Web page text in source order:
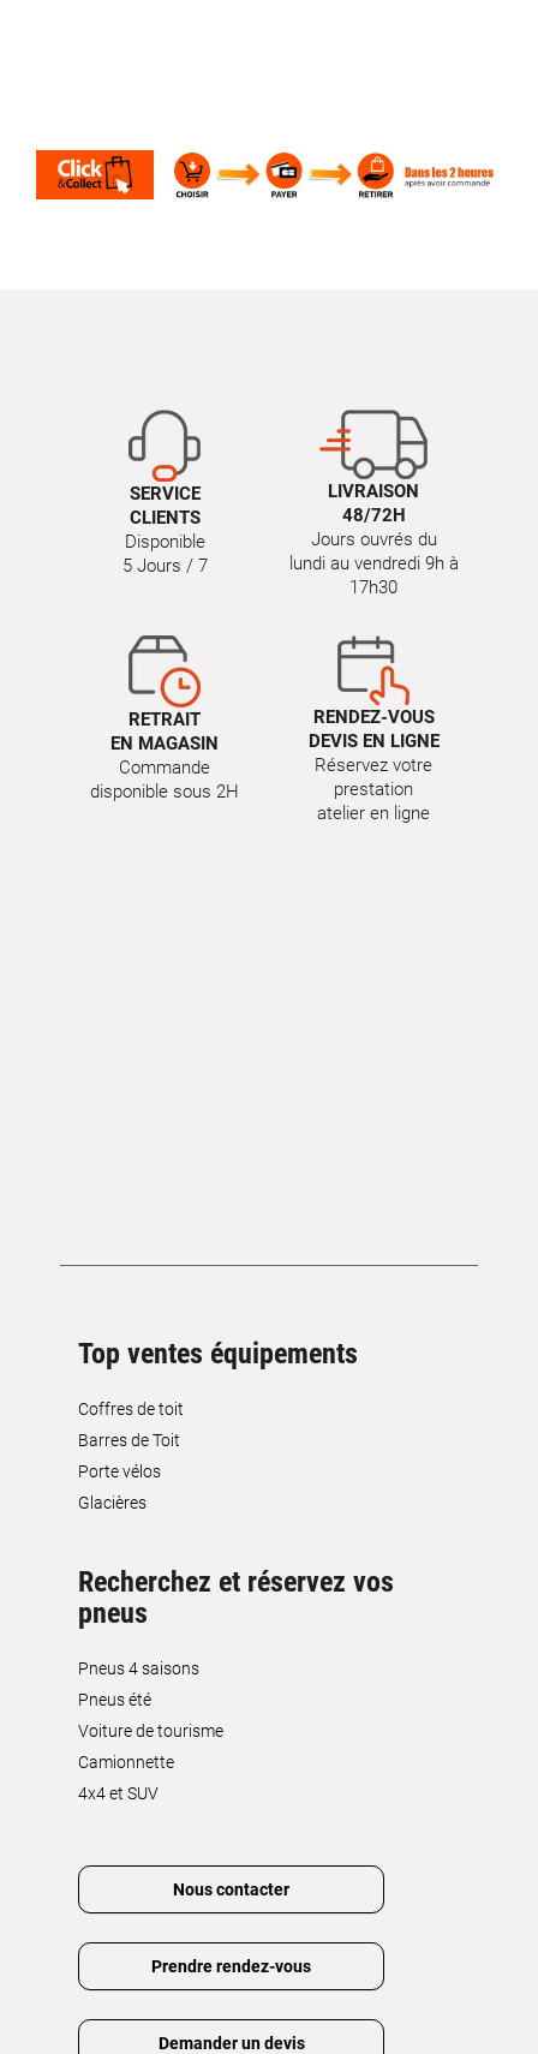
SERVICE
CLIENTS
Disponible
5 Jours / 7
LIVRAISON
48/72H
Jours ouvrés du
lundi au vendredi 9h à
17h30
RETRAIT
EN MAGASIN
Commande
disponible sous 2H
RENDEZ-VOUS
DEVIS EN LIGNE
Réservez votre
prestation
atelier en ligne
Top ventes équipements
Coffres de toit
Barres de Toit
Porte vélos
Glacières
Recherchez et réservez vos
pneus
Pneus 4 saisons
Pneus été
Voiture de tourisme
Camionnette
4x4 et SUV
Nous contacter
Prendre rendez-vous
Demander un devis